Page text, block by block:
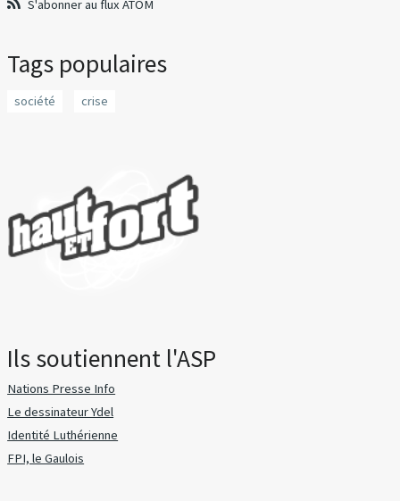
S'abonner au flux ATOM
Tags populaires
société crise
Ils soutiennent l'ASP
Nations Presse Info
Le dessinateur Ydel
Identité Luthérienne
FPI, le Gaulois